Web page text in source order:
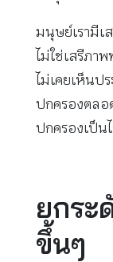
มนุษย์เรามีเ
ไม่ใช่เสรีภา
ไม่เคยเห็นป
ปกครองตลอ
ปกครองเป็น
ยกระ
ขึ้นๆ